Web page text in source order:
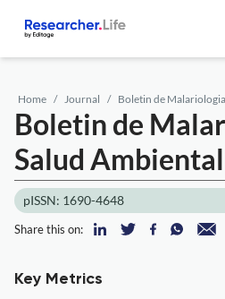
Home Journal Boletin de
Boletin de
Salud Ambiental
pISSN: 1690-4648
Share this on:
Key Metrics